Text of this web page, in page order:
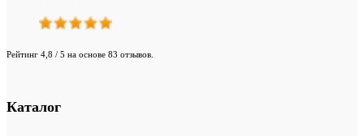
Рейтинг 4,8 / 5 на основе 83 отзывов.
Каталог